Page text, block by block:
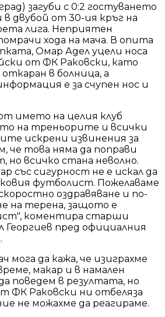
загуби с 0:2 гостуването
в двубой от 30-ия кръг на
лига. Неприятен
хода на мача. В опита
Омар Адел уцели носа
от ФК Раковски, като
в болница, а
е за счупен нос и
името на целия клуб
на треньорите и всички
искрени извинения за
че това няма да поправи
всичко стана неволно.
със сигурност не е искал да
футболист. Пожелаваме
оздравяване и по-
на терена, защото е
коментира старши
пред официалния
мога да кажа, че изиграхме
макар и в намален
поведем в резултата, но
ФК Раковски ни отбеляза
не можахме да реагираме.